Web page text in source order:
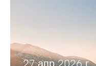
27 апр 2026 г.